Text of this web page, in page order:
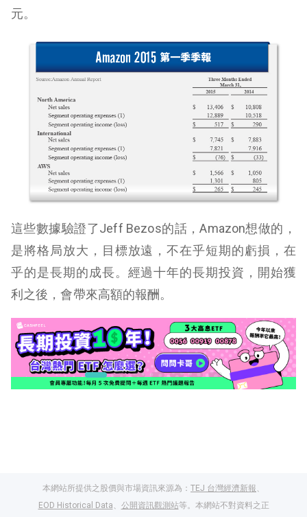
元。
這些數據驗證了Jeff Bezos的話，Amazon想做的，
是將格局放大，目標放遠，不在乎短期的虧損，在
乎的是長期的成長。經過十年的長期投資，開始獲
利之後，會帶來高額的報酬。
本網站所提供之股價與市場資訊來源為： TEJ 台灣經濟新報、
EOD Historical Data、 公開資訊觀測站等。本網站不對資料之正